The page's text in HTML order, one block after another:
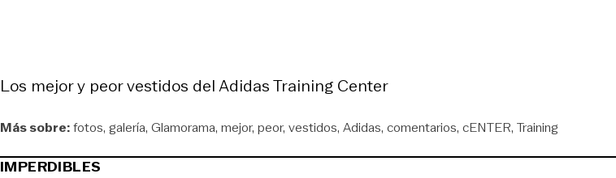
Los mejor y peor vestidos del Adidas Training Center
Más sobre:fotos galería Glamorama mejor peor vestidos Adidas comentarios cENTER Training
IMPERDIBLES